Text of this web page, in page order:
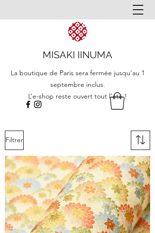
MISAKI IINUMA
La boutique de Paris sera fermée jusqu'au 1
septembre inclus.
L’e-shop reste ouvert tout l’été !
Filtrer